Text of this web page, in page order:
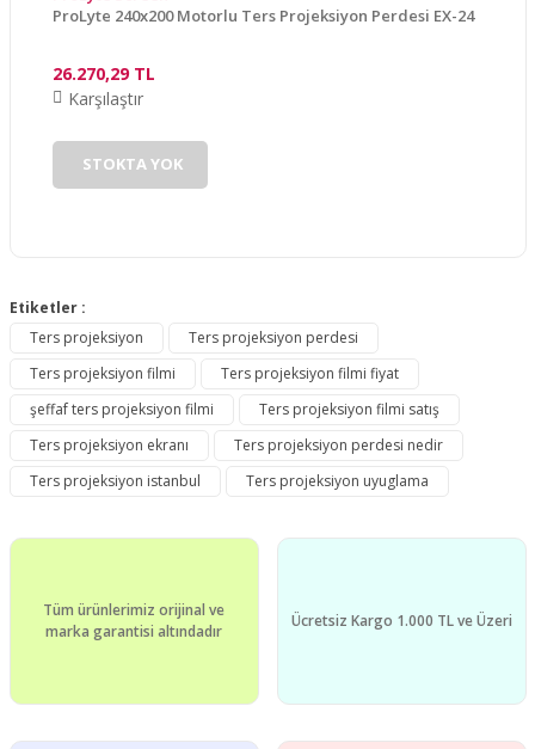
ProLyte 240x200 Motorlu Ters Projeksiyon Perdesi EX-24
26.270,29 TL
Karşılaştır
STOKTA YOK
Etiketler :
Ters projeksiyon
Ters projeksiyon perdesi
Ters projeksiyon filmi
Ters projeksiyon filmi fiyat
şeffaf ters projeksiyon filmi
Ters projeksiyon filmi satış
Ters projeksiyon ekranı
Ters projeksiyon perdesi nedir
Ters projeksiyon istanbul
Ters projeksiyon uyuglama
Tüm ürünlerimiz orijinal ve
marka garantisi altındadır
Ücretsiz Kargo 1.000 TL ve Üzeri